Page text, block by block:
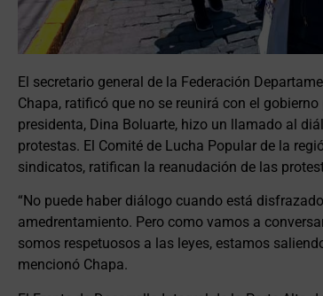
El secretario general de la Federación
Chapa, ratificó que no se reunirá con el
presidenta, Dina Boluarte, hizo un llamado al
protestas. El Comité de Lucha Popular de la
sindicatos, ratifican la reanudación de las
“No puede haber diálogo cuando está
amedrentamiento. Pero como vamos a
somos respetuosos a las leyes, estamos
mencionó Chapa.